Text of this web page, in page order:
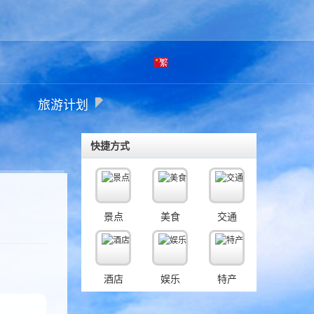
繁
体
旅游计划
快捷方式
景点 美食 交通
酒店 娱乐 特产